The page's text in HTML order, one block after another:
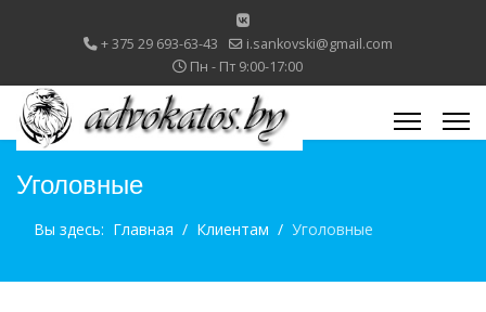
+ 375 29 693-63-43
i.sankovski@gmail.com
Пн - Пт 9:00-17:00
Уголовные
Вы здесь: Главная Клиентам Уголовные